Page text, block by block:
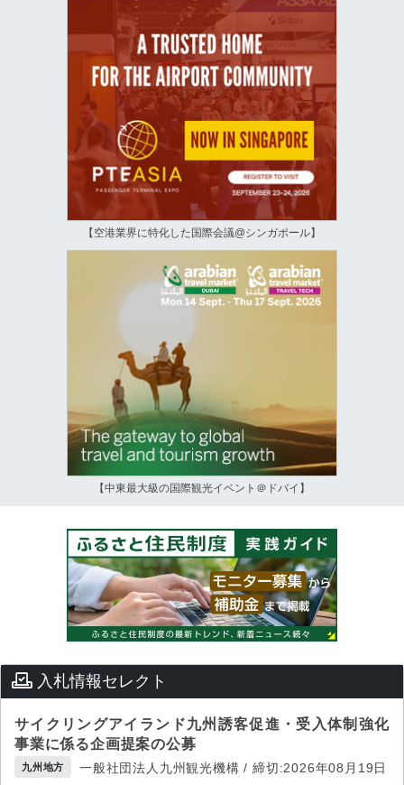
【空港業界に特化した国際会議@シンガポール】
【中東最大級の国際観光イベント＠ドバイ】
入札情報セレクト
サイクリングアイランド九州誘客促進・受入体制強化
事業に係る企画提案の公募
九州地方 一般社団法人九州観光機構 / 締切:2026年08月19日